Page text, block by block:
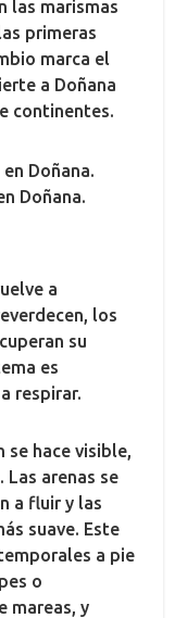
las marismas
primeras
marca el
a Doñana
continentes.
Doñana.
a
los
su
es
respirar.
se hace visible,
Las arenas se
a fluir y las
suave. Este
a pie
o
mareas, y